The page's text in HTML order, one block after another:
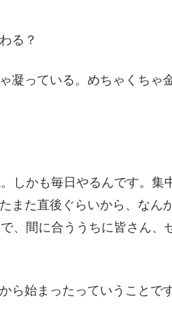
る？
凝っている。めちゃくち
しかも毎日やるんです。
また直後ぐらいから、なん
、間に合ううちに皆さん、
ら始まったっていうことで